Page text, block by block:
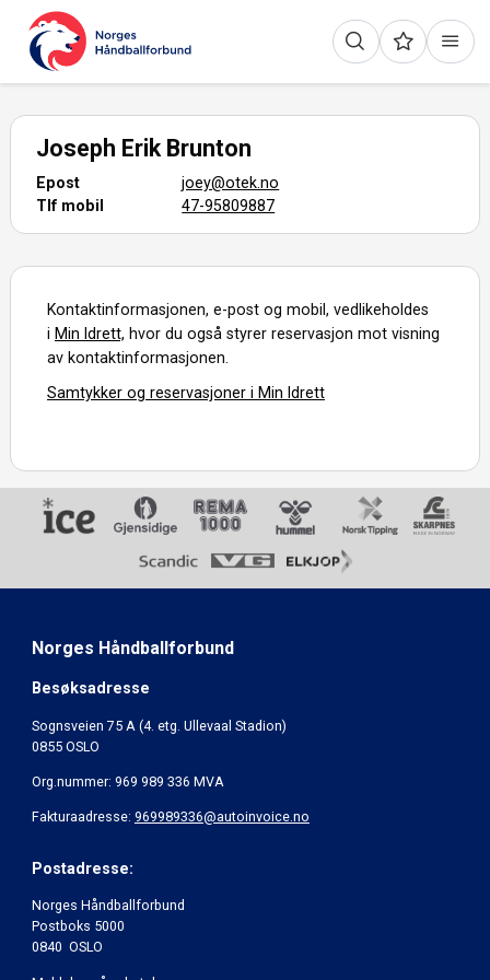
Joseph Erik Brunton
Epost
joey@otek.no
Tlf mobil
47-95809887
Kontaktinformasjonen, e-post og mobil, vedlikeholdes
i Min Idrett, hvor du også styrer reservasjon mot visning
av kontaktinformasjonen.
Samtykker og reservasjoner i Min Idrett
Norges Håndballforbund
Besøksadresse
Sognsveien 75 A (4. etg. Ullevaal Stadion)
0855 OSLO
Org.nummer: 969 989 336 MVA
Fakturaadresse: 969989336@autoinvoice.no
Postadresse:
Norges Håndballforbund
Postboks 5000
0840 OSLO